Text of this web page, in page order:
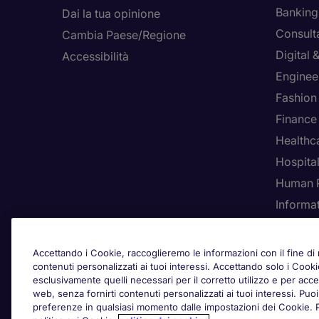
Dai la tua opinione
Cambia Paese/Regione
Accessibilità
Digital
Fashion
Human
Awards
Accettando i Cookie, raccoglieremo le informazioni con il fine
contenuti personalizzati ai tuoi interessi. Accettando solo i
esclusivamente quelli necessari per il corretto utilizzo e per
web, senza fornirti contenuti personalizzati ai tuoi interessi.
preferenze in qualsiasi momento dalle impostazioni dei Cookie.